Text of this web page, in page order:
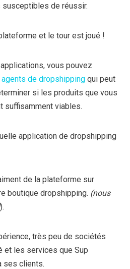
de réussir.
et le tour est joué !
vous pouvez
agents de dropshipping qui peut
si les produits que vous
suffisamment viables.
application de dropshipping
de la plateforme sur
boutique dropshipping. (nous
).
très peu de sociétés
et les services que Sup
ses clients.